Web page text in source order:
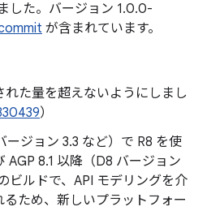
した。バージョン 1.0.0-
が含まれています。
れた量を超えないようにしまし
）
ージョン 3.3 など）で R8 を使
AGP 8.1 以降（D8 バージョン
ビルドで、API モデリングを介
るため、新しいプラットフォー